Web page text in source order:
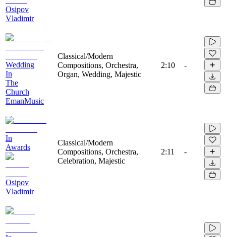
Osipov
Vladimir
Wedding
In
The
Church
EmanMusic
Classical/Modern
Compositions, Orchestra,
Organ, Wedding, Majestic
2:10 -
In
Awards
Osipov
Vladimir
Classical/Modern
Compositions, Orchestra,
Celebration, Majestic
2:11 -